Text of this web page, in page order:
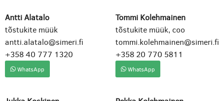
Antti Alatalo
tõstukite müük
antti.alatalo@simeri.fi
+358 40 777 1320
WhatsApp
Tommi Kolehmainen
tõstukite müük, coo
tommi.kolehmainen@simeri.fi
+358 20 770 5811
WhatsApp